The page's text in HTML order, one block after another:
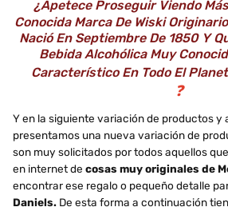
¿Apetece Proseguir Viendo
Conocida Marca De Wiski
Nació En Septiembre De 1850 Y
Bebida Alcohólica Muy
Característico En Todo El
❓
Y en la siguiente variación de productos y
presentamos una nueva variación de
son muy solicitados por todos aquellos
en internet de cosas muy originales de
encontrar ese regalo o pequeño detalle
Daniels. De esta forma a continuación